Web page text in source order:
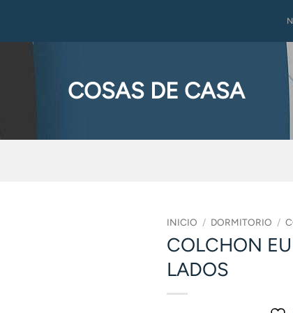
COSAS DE CASA
INICIO / DORMITORIO /
COLCHON
LADOS